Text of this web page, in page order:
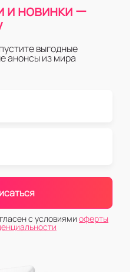
и новинки —
выгодные
анонсы из мира
с условиями оферты